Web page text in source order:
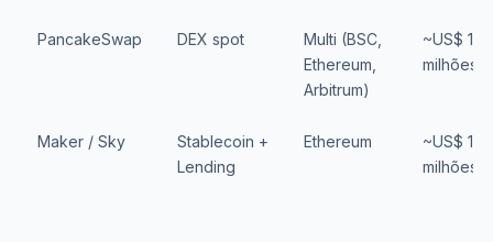
PancakeSwap DEX spot
Multi (BSC,
Ethereum,
Arbitrum)
~US$ 154
milhões
Maker / Sky
Stablecoin +
Lending
Ethereum
~US$ 129
milhões